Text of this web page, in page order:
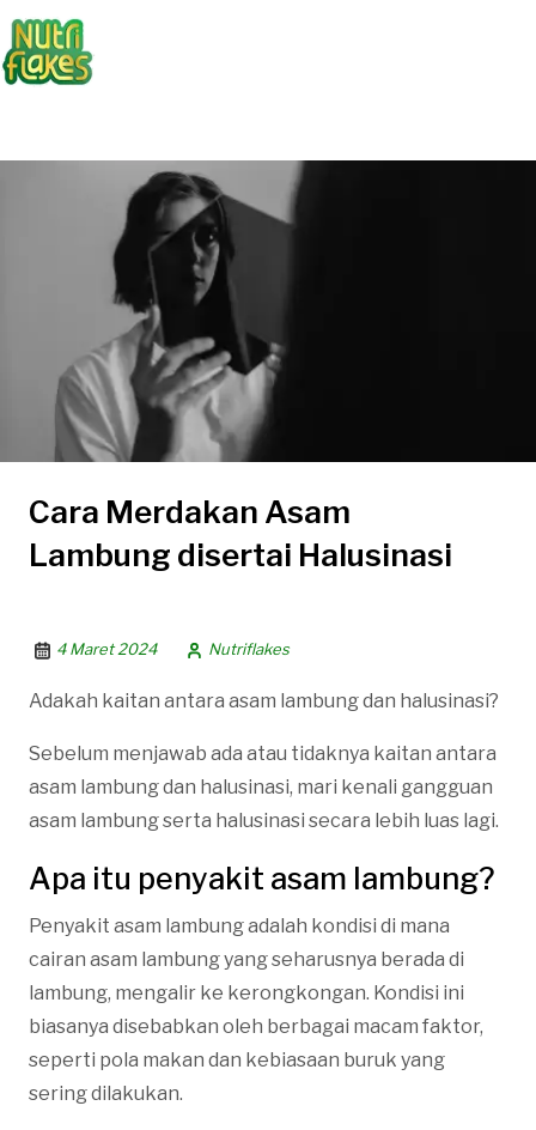
Cara Merdakan Asam
Lambung disertai Halusinasi
4 Maret 2024 Nutriflakes
Adakah kaitan antara asam lambung dan halusinasi?
Sebelum menjawab ada atau tidaknya kaitan antara
asam lambung dan halusinasi, mari kenali gangguan
asam lambung serta halusinasi secara lebih luas lagi.
Apa itu penyakit asam lambung?
Penyakit asam lambung adalah kondisi di mana
cairan asam lambung yang seharusnya berada di
lambung, mengalir ke kerongkongan. Kondisi ini
biasanya disebabkan oleh berbagai macam faktor,
seperti pola makan dan kebiasaan buruk yang
sering dilakukan.